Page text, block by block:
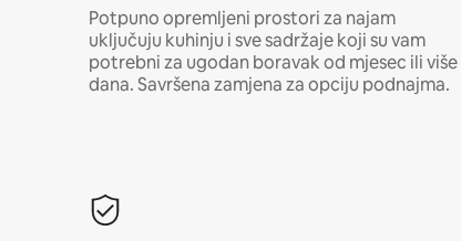
Potpuno opremljeni prostori za najam
uključuju kuhinju i sve sadržaje koji su vam
potrebni za ugodan boravak od mjesec ili više
dana. Savršena zamjena za opciju podnajma.